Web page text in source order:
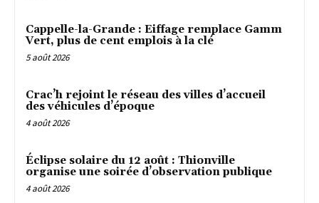
Cappelle-la-Grande : Eiffage remplace Gamm
Vert, plus de cent emplois à la clé
5 août 2026
Crac’h rejoint le réseau des villes d’accueil
des véhicules d’époque
4 août 2026
Éclipse solaire du 12 août : Thionville
organise une soirée d’observation publique
4 août 2026